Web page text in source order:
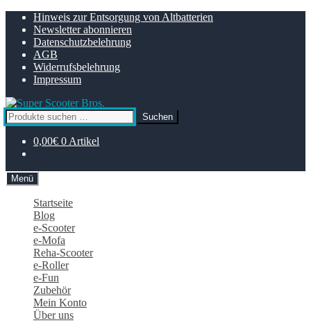
Navigation
springen
Zum
Inhalt
springen
Hinweis zur Entsorgung von Altbatterien
Newsletter abonnieren
Datenschutzbelehrung
AGB
Widerrufsbelehrung
Impressum
Suchen
nach:
Suchen
0,00€ 0 Artikel
Menü
Startseite
Blog
e-Scooter
e-Mofa
Reha-Scooter
e-Roller
e-Fun
Zubehör
Mein Konto
Über uns